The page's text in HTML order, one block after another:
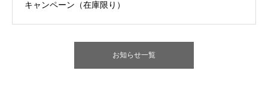
キャンペーン（在庫限り）
お知らせ一覧